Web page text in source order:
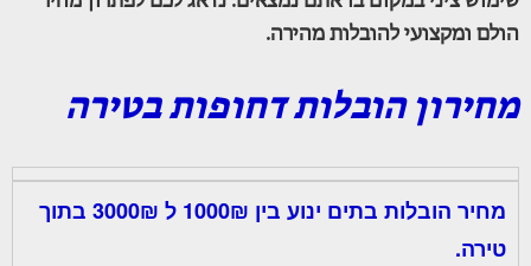
הולם ומקצועי להובלות מהירה.
מחירון הובלות דחופות בטירה
מחיר הובלות בתים ינוע בין 1000₪ ל 3000₪ בתוך
טירה.